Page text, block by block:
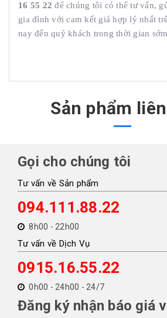
16 55 22 để chúng tôi có thể tư vấn,
gia đình với cam kết giá hợp lý nhất
nay đến quý khách trong thời gian
Sản phẩm
Gọi cho chúng tôi
Tư vấn về Sản phẩm
094.111.88.22
8h00 - 22h00
Tư vấn về Dịch Vụ
0915.16.55.22
0h00 - 24h00 - 24/7
Đăng ký nhận báo giá